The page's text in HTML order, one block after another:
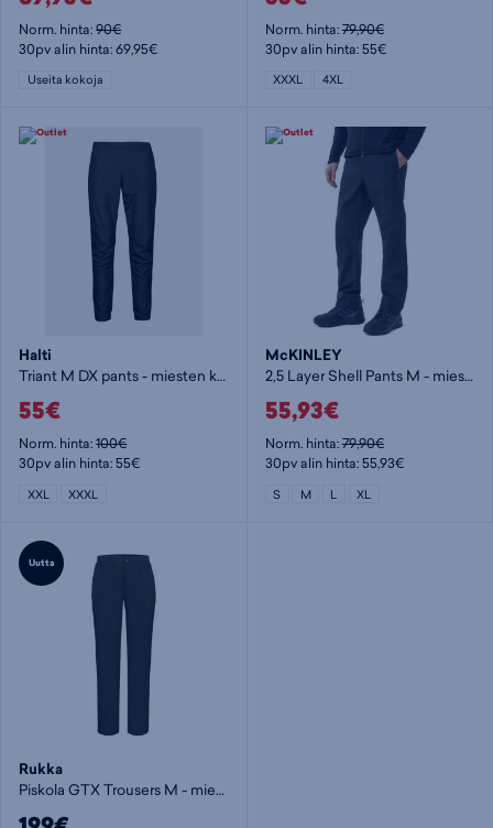
Norm. hinta:90€
30pv alin hinta: 69,95€
Useita kokoja
Norm. hinta:79,90€
30pv alin hinta: 55€
XXXL 4XL
Halti
Triant M DX pants - miesten kuorihousut
55€
Norm. hinta:100€
30pv alin hinta: 55€
XXL XXXL
McKINLEY
2,5 Layer Shell Pants M - miesten kuorihousut
55,93€
Norm. hinta:79,90€
30pv alin hinta: 55,93€
S M L XL
Uutta
Rukka
Piskola GTX Trousers M - miesten kuorihousut